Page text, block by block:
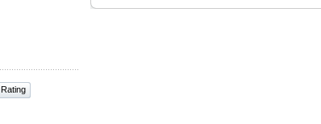
Rating